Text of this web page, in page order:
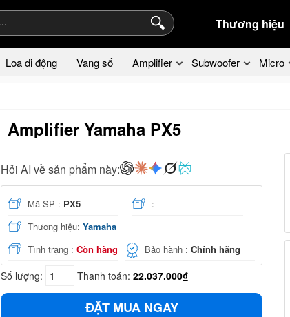
Thương hiệu
Loa di động Vang số Amplifier Subwoofer Micro
Amplifier Yamaha PX5
Hỏi AI về sản phẩm này:
Mã SP : PX5
:
Thương hiệu: Yamaha
Tình trạng : Còn hàng Bảo hành :Chính hãng
Số lượng: Thanh toán: 22.037.000₫
ĐẶT MUA NGAY